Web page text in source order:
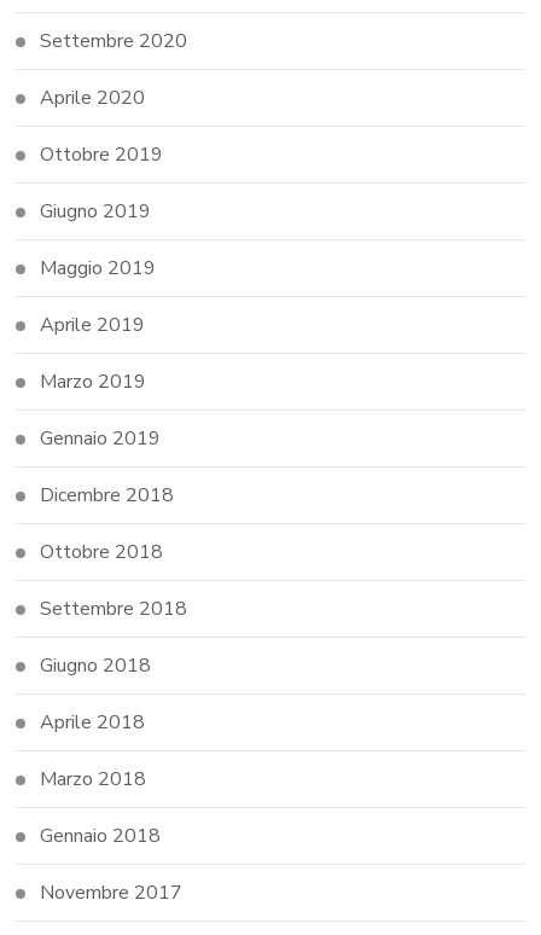
Settembre 2020
Aprile 2020
Ottobre 2019
Giugno 2019
Maggio 2019
Aprile 2019
Marzo 2019
Gennaio 2019
Dicembre 2018
Ottobre 2018
Settembre 2018
Giugno 2018
Aprile 2018
Marzo 2018
Gennaio 2018
Novembre 2017